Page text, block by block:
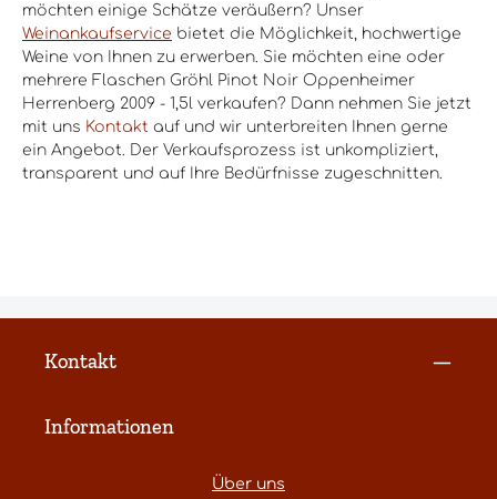
möchten einige Schätze veräußern? Unser
Weinankaufservice bietet die Möglichkeit, hochwertige
Weine von Ihnen zu erwerben. Sie möchten eine oder
mehrere Flaschen Gröhl Pinot Noir Oppenheimer
Herrenberg 2009 - 1,5l verkaufen? Dann nehmen Sie jetzt
mit uns Kontakt auf und wir unterbreiten Ihnen gerne
ein Angebot. Der Verkaufsprozess ist unkompliziert,
transparent und auf Ihre Bedürfnisse zugeschnitten.
Kontakt
Informationen
Über uns